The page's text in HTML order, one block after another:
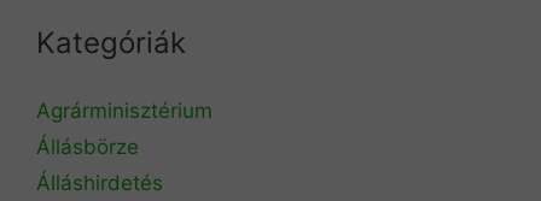
Kategóriák
Agrárminisztérium
Állásbörze
Álláshirdetés